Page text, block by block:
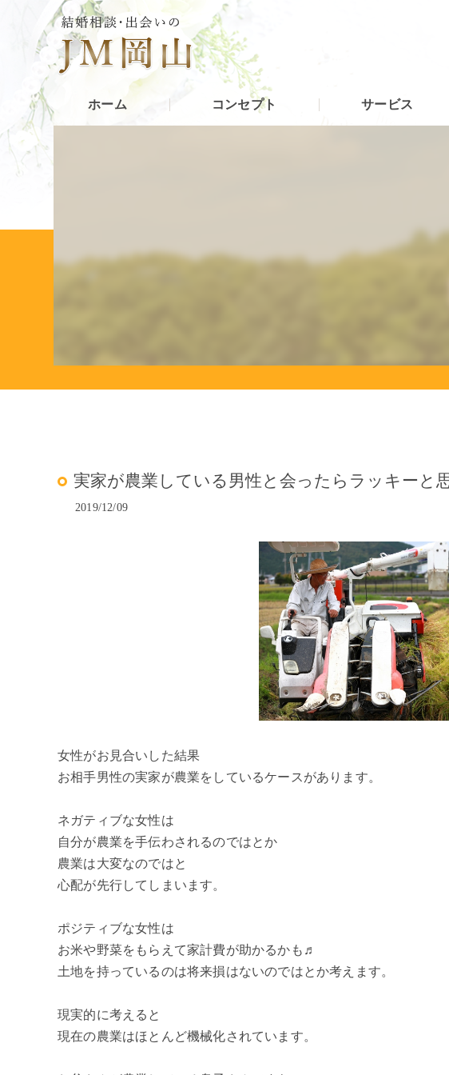
ホーム コンセプト サービス
実家が農業している男性と会ったらラッキーと
2019/12/09
女性がお見合いした結果
お相手男性の実家が農業をしているケースがあります。
ネガティブな女性は
自分が農業を手伝わされるのではとか
農業は大変なのではと
心配が先行してしまいます。
ポジティブな女性は
お米や野菜をもらえて家計費が助かるかも♬
土地を持っているのは将来損はないのではとか考えます。
現実的に考えると
現在の農業はほとんど機械化されています。